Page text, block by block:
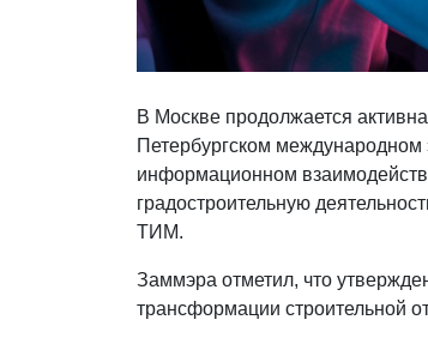
В Москве продолжается
Петербургском
информационном
градостроительную
ТИМ.
Заммэра отметил, что
трансформации строительной